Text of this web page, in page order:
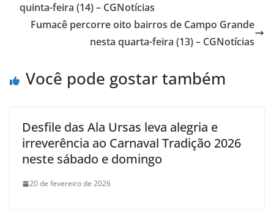
quinta-feira (14) – CGNotícias
Fumacê percorre oito bairros de Campo Grande
nesta quarta-feira (13) – CGNotícias
Você pode gostar também
Desfile das Ala Ursas leva alegria e
irreverência ao Carnaval Tradição 2026
neste sábado e domingo
20 de fevereiro de 2026